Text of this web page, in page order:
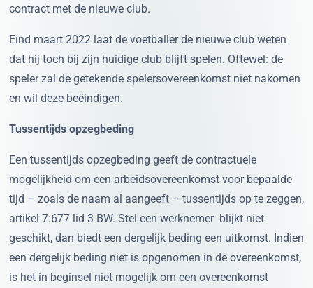
contract met de nieuwe club.
Eind maart 2022 laat de voetballer de nieuwe club weten
dat hij toch bij zijn huidige club blijft spelen. Oftewel: de
speler zal de getekende spelersovereenkomst niet nakomen
en wil deze beëindigen.
Tussentijds opzegbeding
Een tussentijds opzegbeding geeft de contractuele
mogelijkheid om een arbeidsovereenkomst voor bepaalde
tijd – zoals de naam al aangeeft – tussentijds op te zeggen,
artikel 7:677 lid 3 BW. Stel een werknemer blijkt niet
geschikt, dan biedt een dergelijk beding een uitkomst. Indien
een dergelijk beding niet is opgenomen in de overeenkomst,
is het in beginsel niet mogelijk om een overeenkomst